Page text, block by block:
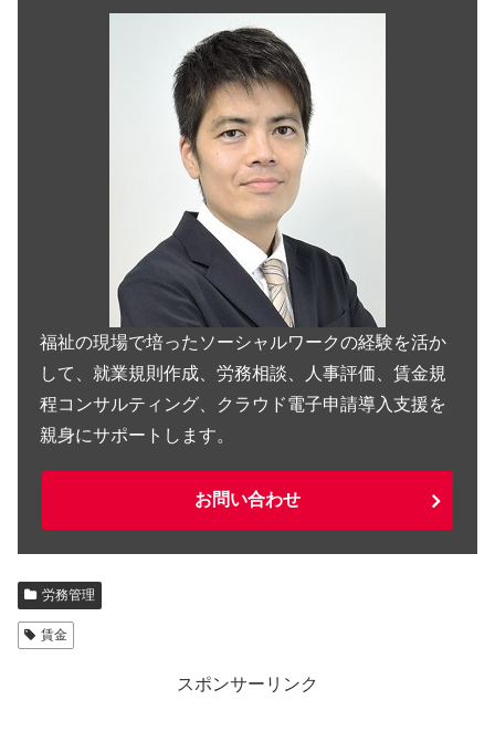
福祉の現場で培ったソーシャルワークの経験を活か
して、就業規則作成、労務相談、人事評価、賃金規
程コンサルティング、クラウド電子申請導入支援を
親身にサポートします。
お問い合わせ
労務管理
賃金
スポンサーリンク